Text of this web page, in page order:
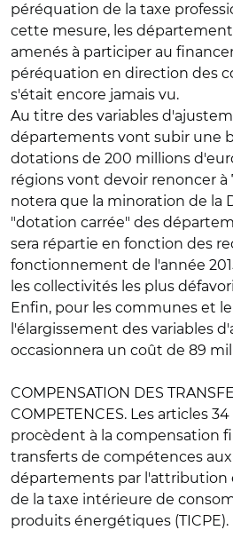
péréquation de la taxe
cette mesure, les
amenés à participer au
péréquation en direction des
s'était encore jamais vu.
Au titre des variables
départements vont subir une
dotations de 200 millions
régions vont devoir renoncer à
notera que la minoration de la
"dotation carrée" des
sera répartie en fonction des
fonctionnement de l'année
les collectivités les plus
Enfin, pour les communes et
l'élargissement des variables
occasionnera un coût de 89
COMPENSATION DES
COMPETENCES. Les articles 34
procèdent à la compensation
transferts de compétences
départements par l'attribution
de la taxe intérieure de
produits énergétiques (TICPE).